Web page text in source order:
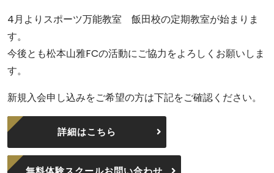
4月よりスポーツ万能教室 飯田校の定期教室が始まりま
す。
今後とも松本山雅FCの活動にご協力をよろしくお願いしま
す。
新規入会申し込みをご希望の方は下記をご確認ください。
詳細はこちら